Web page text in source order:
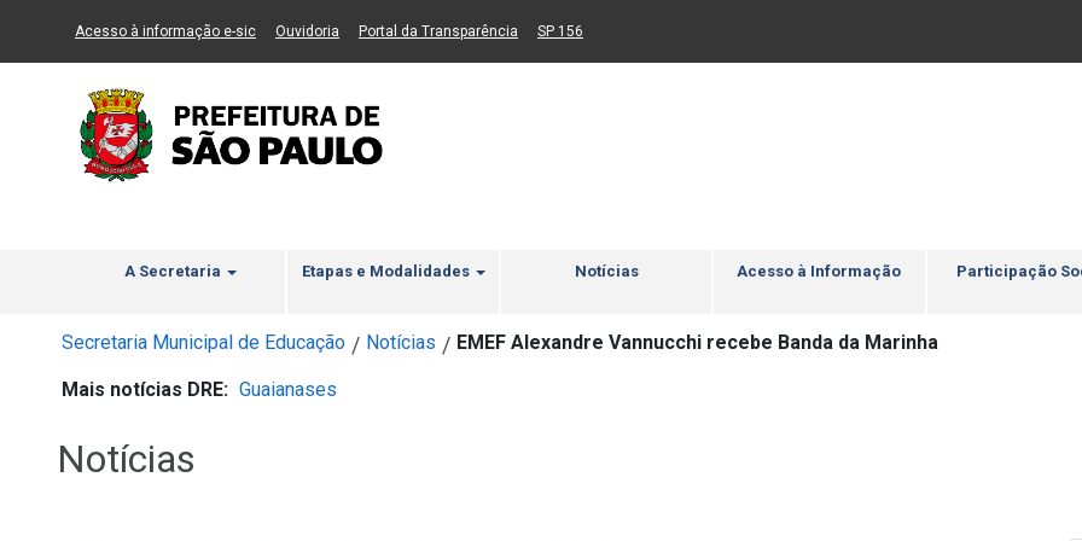
Ir ao Conteúdo Ir para menu principal 2 Ir para busca Ir para rodapé
Acesso à informação e-sic(Link para um novo sítio)
Ouvidoria (Link para um novo sítio)
Portal da Transparência (Link para um novo sítio)
SP 156
A Secretaria Etapas e Modalidades Notícias Acesso à Informação Participação
Secretaria Municipal de Educação / Notícias / EMEF Alexandre Vannucchi recebe Banda da Marinha
Mais notícias DRE: Guaianases
Notícias